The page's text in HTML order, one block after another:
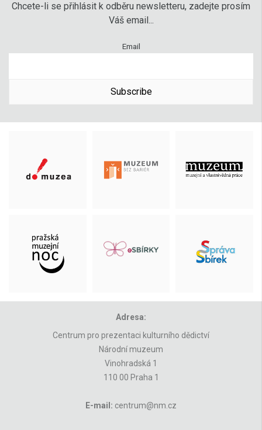
Chcete-li se přihlásit k odběru newsletteru, zadejte prosím
Váš email...
Email
Subscribe
Adresa:
Centrum pro prezentaci kulturního dědictví
Národní muzeum
Vinohradská 1
110 00 Praha 1
E-mail: centrum@nm.cz